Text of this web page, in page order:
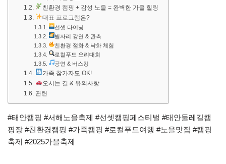
친환경 캠핑 + 감성 노을 = 완벽한 가을 힐링
대표 프로그램은?
선셋 다이닝
별자리 강연 & 관측
친환경 점화 & 낙화 체험
로컬푸드 요리대회
공연 & 버스킹
가족 참가자도 OK!
오시는 길 & 유의사항
관련
#태안캠핑 #서해노을축제 #선셋캠핑페스티벌 #태안둘레길캠
핑장 #친환경캠핑 #가족캠핑 #로컬푸드여행 #노을맛집 #캠핑
축제 #2025가을축제